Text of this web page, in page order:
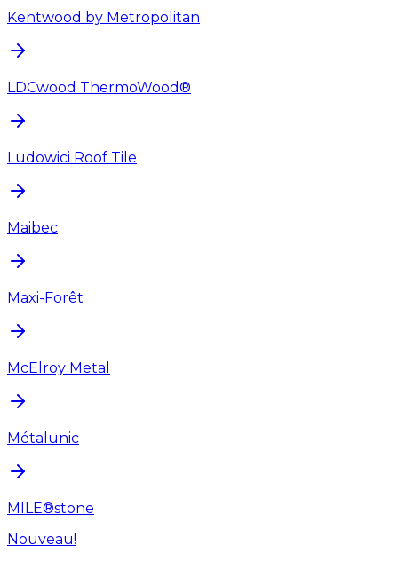
Kentwood by Metropolitan
LDCwood ThermoWood®
Ludowici Roof Tile
Maibec
Maxi-Forêt
McElroy Metal
Métalunic
MILE®stone
Nouveau!